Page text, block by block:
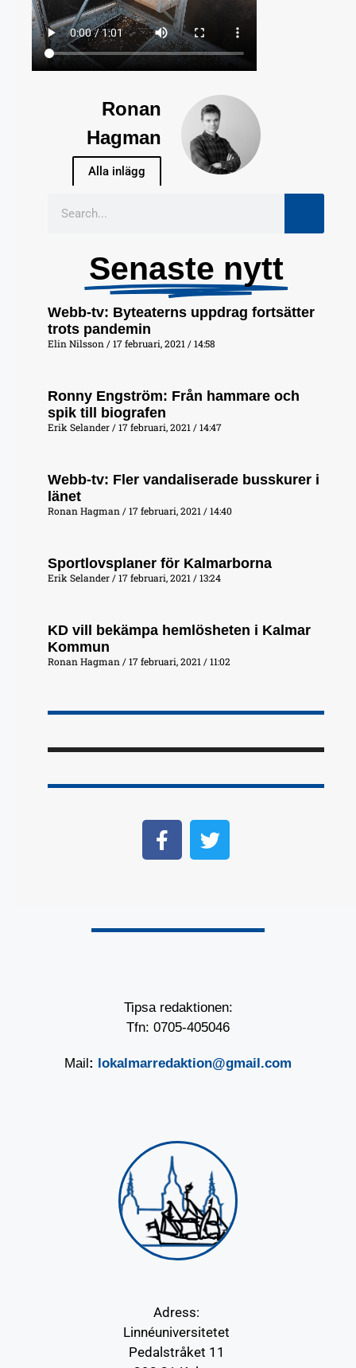
Ronan
Hagman
Alla inlägg
Senaste nytt
Webb-tv: Byteaterns uppdrag fortsätter
trots pandemin
Elin Nilsson 17 februari, 2021 14:58
Ronny Engström: Från hammare och
spik till biografen
Erik Selander 17 februari, 2021 14:47
Webb-tv: Fler vandaliserade busskurer i
länet
Ronan Hagman 17 februari, 2021 14:40
Sportlovsplaner för Kalmarborna
Erik Selander 17 februari, 2021 13:24
KD vill bekämpa hemlösheten i Kalmar
Kommun
Ronan Hagman 17 februari, 2021 11:02
Tipsa redaktionen:
Tfn: 0705-405046
Mail: lokalmarredaktion@gmail.com
Adress:
Linnéuniversitetet
Pedalstråket 11